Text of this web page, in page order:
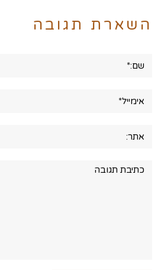
השארת תגובה